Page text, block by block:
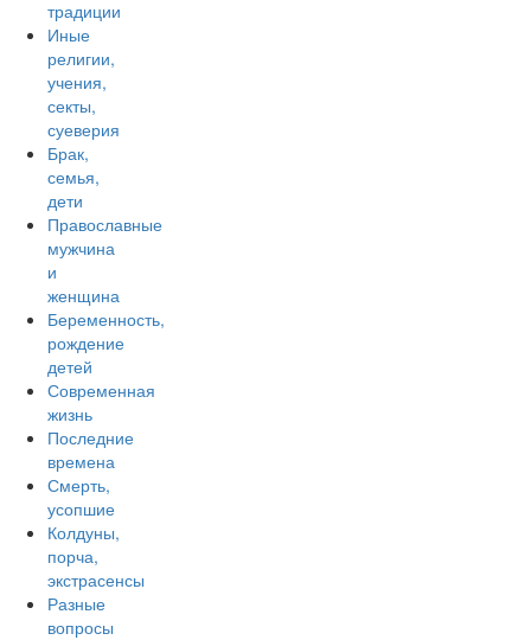
традиции
Иные
религии,
учения,
секты,
суеверия
Брак,
семья,
дети
Православные
мужчина
и
женщина
Беременность,
рождение
детей
Современная
жизнь
Последние
времена
Смерть,
усопшие
Колдуны,
порча,
экстрасенсы
Разные
вопросы